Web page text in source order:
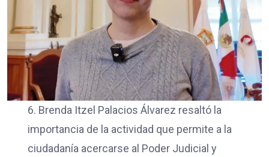
6. Brenda Itzel Palacios Álvarez resaltó la
importancia de la actividad que permite a la
ciudadanía acercarse al Poder Judicial y